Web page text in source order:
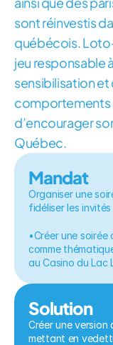
sont réinvestis
québécois.
jeu responsable
sensibilisation
comportements
d’encourager
Québec.
Mandat
Organiser une
fidéliser les
•Créer une
comme
au Casino du Lac
Solution
Créer une version
mettant en